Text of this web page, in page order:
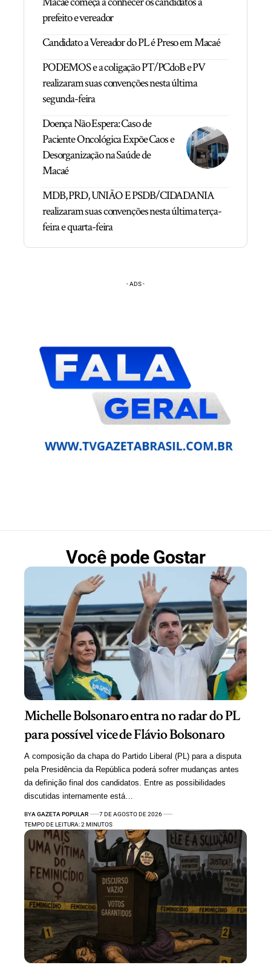
prefeito e vereador
Candidato a Vereador do PL é Preso em Macaé
PODEMOS e a coligação PT/PCdoB e PV
realizaram suas convenções nesta última
segunda-feira
Doença Não Espera: Caso de
Paciente Oncológica Expõe Caos e
Desorganização na Saúde de
Macaé
MDB, PRD, UNIÃO E PSDB/CIDADANIA
realizaram suas convenções nesta última terça-
feira e quarta-feira
- ADS -
Você pode Gostar
Michelle Bolsonaro entra no radar do PL
para possível vice de Flávio Bolsonaro
A composição da chapa do Partido Liberal (PL) para a disputa
pela Presidência da República poderá sofrer mudanças antes
da definição final dos candidatos. Entre as possibilidades
discutidas internamente está…
BYA GAZETA POPULAR
7 DE AGOSTO DE 2026
TEMPO DE LEITURA: 2 MINUTOS